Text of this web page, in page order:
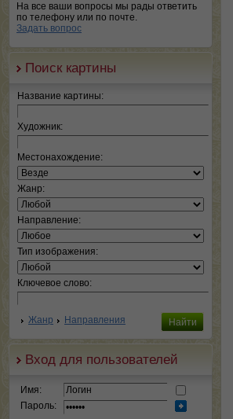
На все ваши вопросы мы рады ответить
по телефону или по почте.
Задать вопрос
Поиск картины
Название картины:
Художник:
Местонахождение:
Жанр:
Направление:
Тип изображения:
Ключевое слово:
Жанр Направления
Вход для пользователей
Имя:
Пароль: